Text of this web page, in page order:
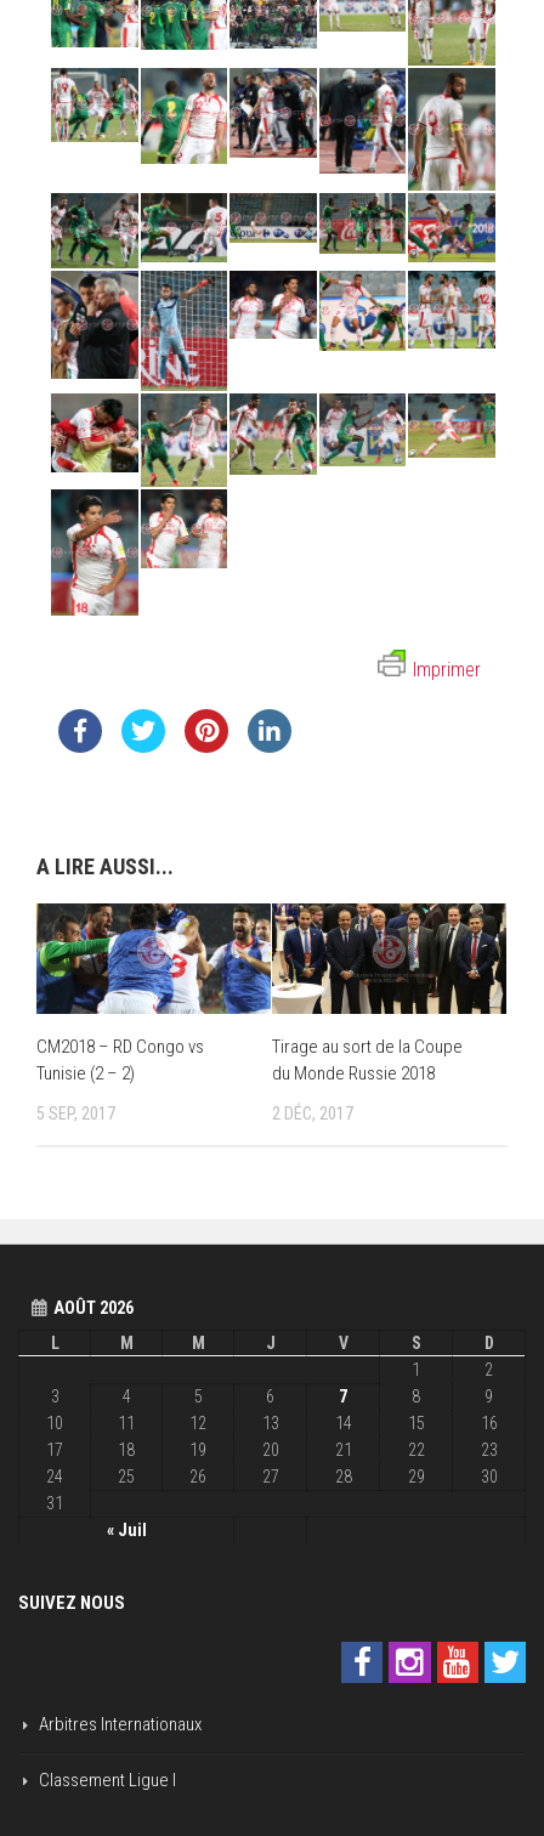
Imprimer
A LIRE AUSSI...
CM2018 – RD Congo vs
Tunisie (2 – 2)
5 SEP, 2017
Tirage au sort de la Coupe
du Monde Russie 2018
2 DÉC, 2017
AOÛT 2026
L
M M J V S D
« Juil
1
2
3
4 5 6 7 8
9
10
11 12 13 14 15
16
17
18 19 20 21 22
23
24
25 26 27 28 29
30
31
SUIVEZ NOUS
Arbitres Internationaux
Classement Ligue I